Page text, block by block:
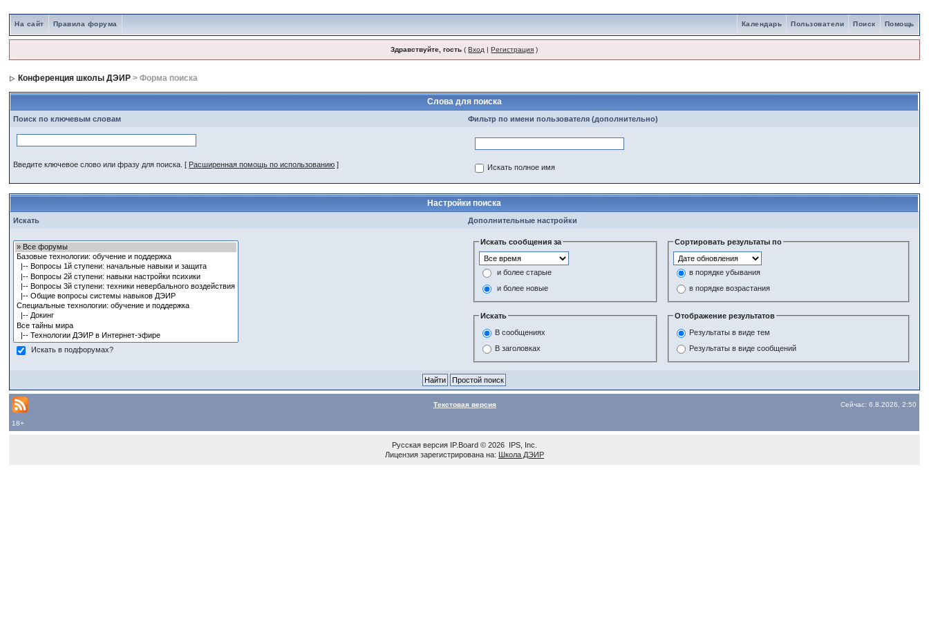
На сайт Правила форума Помощь
Поиск
Пользователи
Календарь
Здравствуйте, гость (Вход |Регистрация )
Конференция школы ДЭИР > Форма поиска
Слова для поиска
Поиск по ключевым словам Фильтр по имени пользователя (дополнительно)
Введите ключевое слово или фразу для поиска. [ Расширенная помощь по использованию ] Искать полное имя
Настройки поиска
Искать Дополнительные настройки
Искать в подфорумах?
Искать сообщения за
и более старые
и более новые
Сортировать результаты по
в порядке убывания
в порядке возрастания
Искать
В сообщениях
В заголовках
Отображение результатов
Результаты в виде тем
Результаты в виде сообщений
Текстовая версия Сейчас: 6.8.2026, 2:50
18+
Русская версия IP.Board© 2026 IPS, Inc
Лицензия зарегистрирована на: Школа ДЭИР